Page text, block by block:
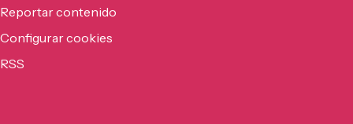
Reportar contenido
Configurar cookies
RSS